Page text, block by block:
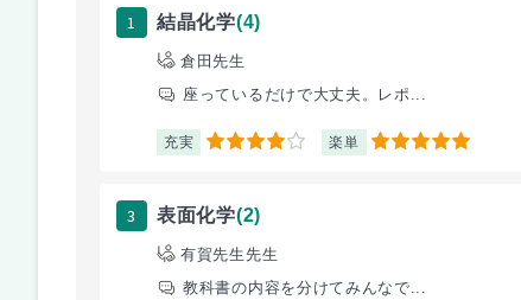
1 結晶化学(4)
倉田先生
座っているだけで大丈夫。レポ...
充実 4 楽単 5
3 表面化学(2)
有賀先生先生
教科書の内容を分けてみんなで...